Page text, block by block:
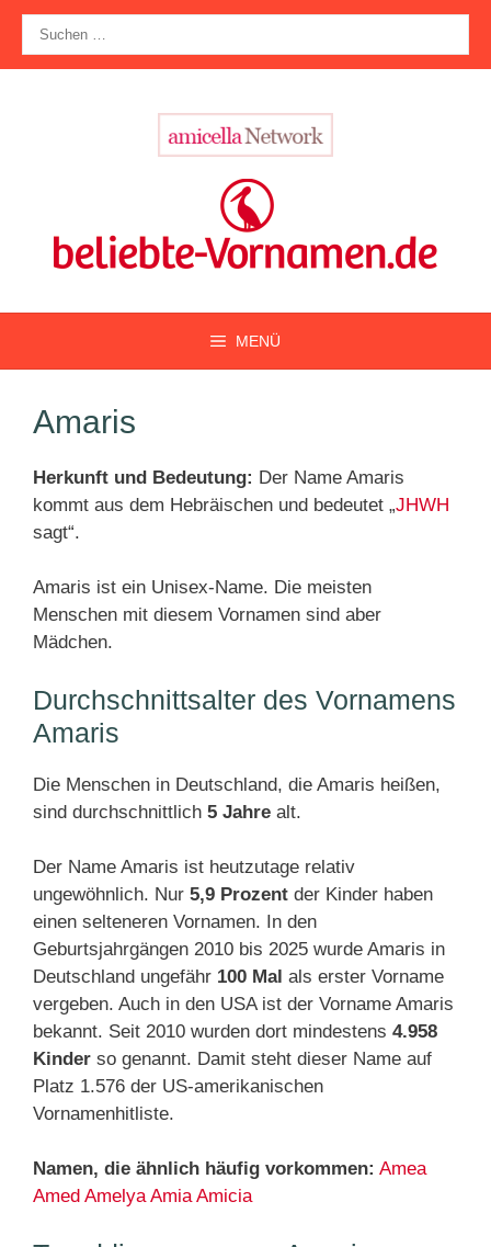
Zum
Inhalt
springen
nach:
MENÜ
Amaris
Herkunft und Bedeutung: Der Name Amaris
kommt aus dem Hebräischen und bedeutet „JHWH
sagt“.
Amaris ist ein Unisex-Name. Die meisten
Menschen mit diesem Vornamen sind aber
Mädchen.
Durchschnittsalter des Vornamens
Amaris
Die Menschen in Deutschland, die Amaris heißen,
sind durchschnittlich 5 Jahre alt.
Der Name Amaris ist heutzutage relativ
ungewöhnlich. Nur 5,9 Prozent der Kinder haben
einen selteneren Vornamen. In den
Geburtsjahrgängen 2010 bis 2025 wurde Amaris in
Deutschland ungefähr 100 Mal als erster Vorname
vergeben. Auch in den USA ist der Vorname Amaris
bekannt. Seit 2010 wurden dort mindestens 4.958
Kinder so genannt. Damit steht dieser Name auf
Platz 1.576 der US-amerikanischen
Vornamenhitliste.
Namen, die ähnlich häufig vorkommen: Amea
Amed Amelya Amia Amicia